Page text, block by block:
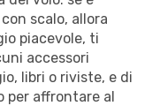
scalo, allora
piacevole, ti
accessori
libri o riviste, e di
per affrontare al